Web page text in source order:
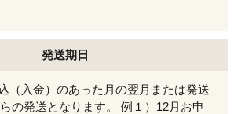
発送期日
（入金）のあった月の翌月または発送
の発送となります。 例１）12月お申